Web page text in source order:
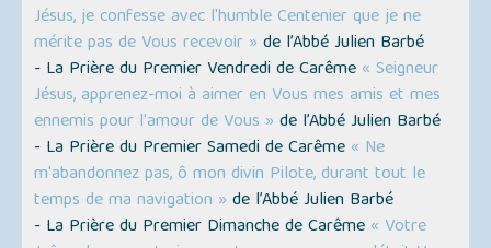
Jésus, je confesse avec l'humble Centenier que je ne
mérite pas de Vous recevoir » de l’Abbé Julien Barbé
- La Prière du Premier Vendredi de Carême « Seigneur
Jésus, apprenez-moi à aimer en Vous mes amis et mes
ennemis pour l'amour de Vous » de l’Abbé Julien Barbé
- La Prière du Premier Samedi de Carême « Ne
m'abandonnez pas, ô mon divin Pilote, durant tout le
temps de ma navigation » de l’Abbé Julien Barbé
- La Prière du Premier Dimanche de Carême « Votre